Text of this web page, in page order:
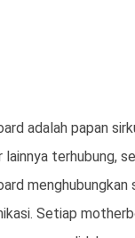
adalah papan
terhubung,
Setiap